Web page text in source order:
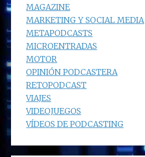
MAGAZINE
MARKETING Y SOCIAL MEDIA
METAPODCASTS
MICROENTRADAS
MOTOR
OPINIÓN PODCASTERA
RETOPODCAST
VIAJES
VIDEOJUEGOS
VÍDEOS DE PODCASTING